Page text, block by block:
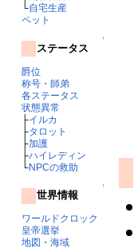
└自宅生産
ペット
↑
ステータス
爵位
称号・師弟
各ステータス
状態異常
├イルカ
├タロット
├加護
├ハイレディン
└NPCの救助
↑
世界情報
ワールドクロック
皇帝選挙
地図・海域